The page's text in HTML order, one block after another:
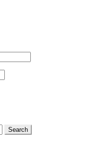
Search